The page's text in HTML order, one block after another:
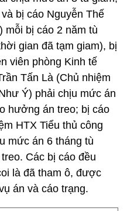
bị cáo Nguyễn Thế
mỗi bị cáo 2 năm tù
gian đã tạm giam), bị
viên phòng Kinh tế
Tấn Là (Chủ nhiệm
Ý) phải chịu mức án
hưởng án treo; bị cáo
HTX Tiểu thủ công
mức án 6 tháng tù
Các bị cáo đều
là đã tham ô, được
án và cáo trạng.